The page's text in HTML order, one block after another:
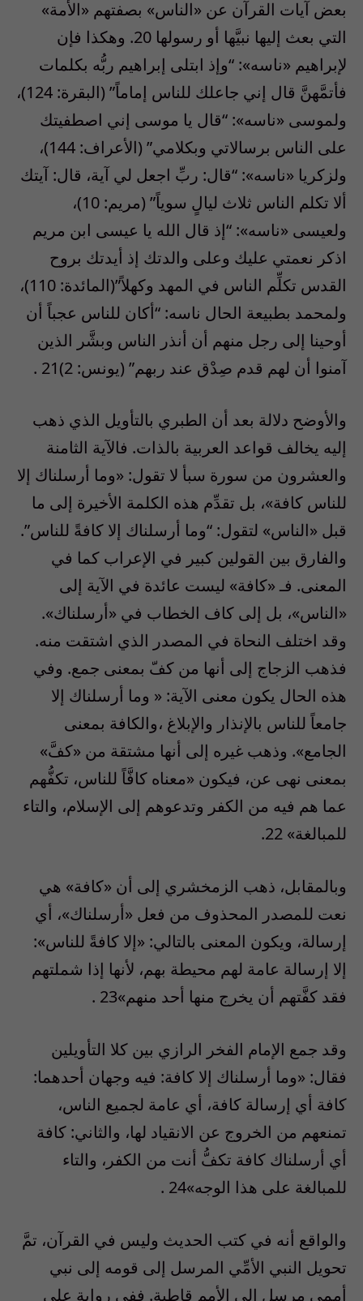
بعض آيات القرآن عن «الناس» بصفتهم «الأمة»
التي بعث إليها نبيَّها أو رسولها 20. وهكذا فإن
لإبراهيم «ناسه»: “وإذ ابتلى إبراهيم ربُّه بكلمات
فأتمَّهنَّ قال إني جاعلك للناس إماماً” (البقرة: 124)،
ولموسى «ناسه»: “قال يا موسى إني اصطفيتك
على الناس برسالاتي وبكلامي” (الأعراف: 144)،
ولزكريا «ناسه»: “قال: ربِّ اجعل لي آية، قال: آيتك
ألا تكلم الناس ثلاث ليالٍ سوياً” (مريم: 10)،
ولعيسى «ناسه»: “إذ قال الله يا عيسى ابن مريم
اذكر نعمتي عليك وعلى والدتك إذ أيدتك بروح
القدس تكلِّم الناس في المهد وكهلاً”(المائدة: 110)،
ولمحمد بطبيعة الحال ناسه: “أكان للناس عجباً أن
أوحينا إلى رجل منهم أن أنذر الناس وبشَّر الذين
آمنوا أن لهم قدم صِدْق عند ربهم” (يونس: 2)21 .
والأوضح دلالة بعد أن الطبري بالتأويل الذي ذهب
إليه يخالف قواعد العربية بالذات. فالآية الثامنة
والعشرون من سورة سبأ لا تقول: «وما أرسلناك إلا
للناس كافة»، بل تقدِّم هذه الكلمة الأخيرة إلى ما
قبل «الناس» لتقول: “وما أرسلناك إلا كافةً للناس”.
والفارق بين القولين كبير في الإعراب كما في
المعنى. فـ «كافة» ليست عائدة في الآية إلى
«الناس»، بل إلى كاف الخطاب في «أرسلناك».
وقد اختلف النحاة في المصدر الذي اشتقت منه.
فذهب الزجاج إلى أنها من كفّ بمعنى جمع. وفي
هذه الحال يكون معنى الآية: « وما أرسلناك إلا
جامعاً للناس بالإنذار والإبلاغ ،والكافة بمعنى
الجامع». وذهب غيره إلى أنها مشتقة من «كفَّ»
بمعنى نهى عن، فيكون «معناه كافَّاً للناس، تكفُّهم
عما هم فيه من الكفر وتدعوهم إلى الإسلام، والتاء
للمبالغة» 22.
وبالمقابل، ذهب الزمخشري إلى أن «كافة» هي
نعت للمصدر المحذوف من فعل «أرسلناك»، أي
إرسالة، ويكون المعنى بالتالي: «إلا كافةً للناس»:
إلا إرسالة عامة لهم محيطة بهم، لأنها إذا شملتهم
فقد كفَّتهم أن يخرج منها أحد منهم»23 .
وقد جمع الإمام الفخر الرازي بين كلا التأويلين
فقال: «وما أرسلناك إلا كافة: فيه وجهان أحدهما:
كافة أي إرسالة كافة، أي عامة لجميع الناس،
تمنعهم من الخروج عن الانقياد لها، والثاني: كافة
أي أرسلناك كافة تكفُّ أنت من الكفر، والتاء
للمبالغة على هذا الوجه»24 .
والواقع أنه في كتب الحديث وليس في القرآن، تمَّ
تحويل النبي الأمِّي المرسل إلى قومه إلى نبي
أممي مرسل إلى الأمم قاطبة. ففي رواية على